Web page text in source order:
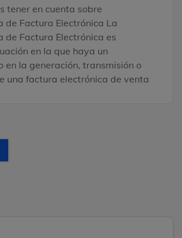
tener en cuenta sobre
de Factura Electrónica La
de Factura Electrónica es
en la que haya un
en la generación, transmisión o
una factura electrónica de venta